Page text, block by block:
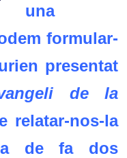
una
formular-
presentat
de la
relatar-nos-la
de fa dos